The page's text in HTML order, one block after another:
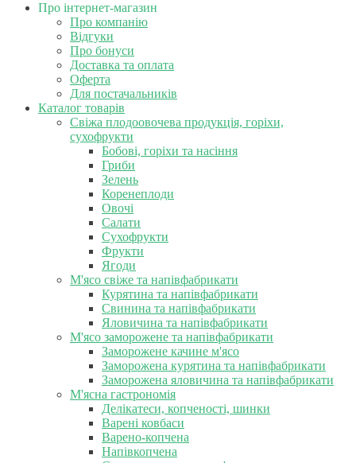
Про інтернет-магазин
Про компанію
Відгуки
Про бонуси
Доставка та оплата
Оферта
Для постачальників
Каталог товарів
Свіжа плодоовочева продукція, горіхи,
сухофрукти
Бобові, горіхи та насіння
Гриби
Зелень
Коренеплоди
Овочі
Салати
Сухофрукти
Фрукти
Ягоди
М'ясо свіже та напівфабрикати
Курятина та напівфабрикати
Свинина та напівфабрикати
Яловичина та напівфабрикати
М'ясо заморожене та напівфабрикати
Заморожене качине м'ясо
Заморожена курятина та напівфабрикати
Заморожена яловичина та напівфабрикати
М'ясна гастрономія
Делікатеси, копченості, шинки
Варені ковбаси
Варено-копчена
Напівкопчена